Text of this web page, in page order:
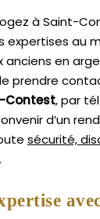
à Saint-
expertises au
anciens en
prendre
Contest, par
d’un
sécurité,
.